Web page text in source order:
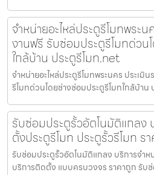
จำหน่ายอะไหล่ประตูรีโมทพระ
งานฟรี รับซ่อมประตูรีโมทด่วน
ใกล้บ้าน ประตูรีโมท.net
จำหน่ายอะไหล่ประตูรีโมทพระนคร ประเมิ
รีโมทด่วนโดยช่างซ่อมประตูรีโมทใกล้บ้า
รับซ่อมประตูรั้วอัตโนมัติแกลง
ตั้งประตูรีโมท ประตูรั้วรีโมท ร
รับซ่อมประตูรั้วอัตโนมัติแกลง บริการจำห
บริการติดตั้ง แบบครบวงจร ราคาถูก รับ